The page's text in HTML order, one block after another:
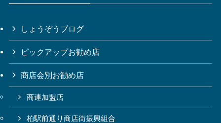
しょうぞうブログ
ピックアップお勧め店
商店会別お勧め店
商連加盟店
柏駅前通り商店街振興組合